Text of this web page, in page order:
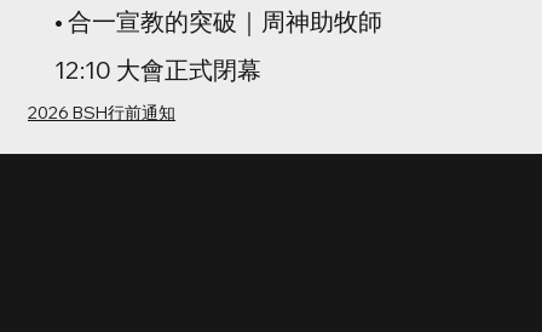
• 合一宣教的突破｜周神助牧師
12:10 大會正式閉幕
2026 BSH行前通知